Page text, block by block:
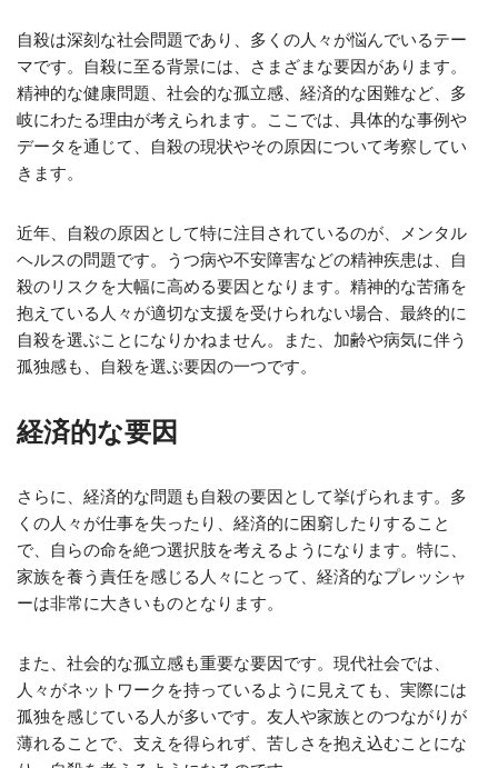
自殺は深刻な社会問題であり、多くの人々が悩んでいるテー
マです。自殺に至る背景には、さまざまな要因があります。
精神的な健康問題、社会的な孤立感、経済的な困難など、多
岐にわたる理由が考えられます。ここでは、具体的な事例や
データを通じて、自殺の現状やその原因について考察してい
きます。
近年、自殺の原因として特に注目されているのが、メンタル
ヘルスの問題です。うつ病や不安障害などの精神疾患は、自
殺のリスクを大幅に高める要因となります。精神的な苦痛を
抱えている人々が適切な支援を受けられない場合、最終的に
自殺を選ぶことになりかねません。また、加齢や病気に伴う
孤独感も、自殺を選ぶ要因の一つです。
経済的な要因
さらに、経済的な問題も自殺の要因として挙げられます。多
くの人々が仕事を失ったり、経済的に困窮したりすること
で、自らの命を絶つ選択肢を考えるようになります。特に、
家族を養う責任を感じる人々にとって、経済的なプレッシャ
ーは非常に大きいものとなります。
また、社会的な孤立感も重要な要因です。現代社会では、
人々がネットワークを持っているように見えても、実際には
孤独を感じている人が多いです。友人や家族とのつながりが
薄れることで、支えを得られず、苦しさを抱え込むことにな